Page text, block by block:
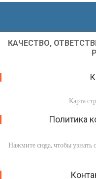
КАЧЕСТВО,
Карта
Политика
Нажмите сюда, чтобы узнать